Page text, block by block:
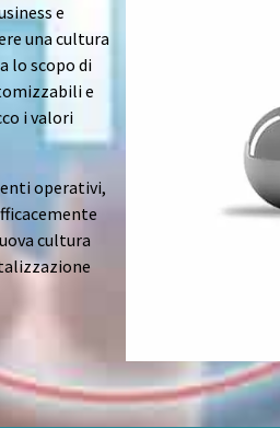
e
una cultura
lo scopo di
e
i valori
operativi,
cultura